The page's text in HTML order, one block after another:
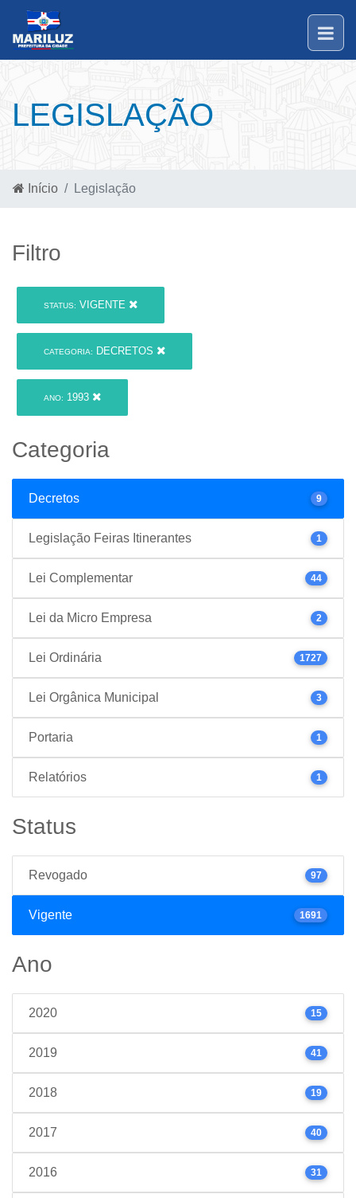
LEGISLAÇÃO
Início Legislação
Filtro
STATUS: VIGENTE
CATEGORIA: DECRETOS
ANO: 1993
Categoria
Decretos 9
Legislação Feiras Itinerantes 1
Lei Complementar 44
Lei da Micro Empresa 2
Lei Ordinária 1727
Lei Orgânica Municipal 3
Portaria 1
Relatórios 1
Status
Revogado 97
Vigente 1691
Ano
2020 15
2019 41
2018 19
2017 40
2016 31